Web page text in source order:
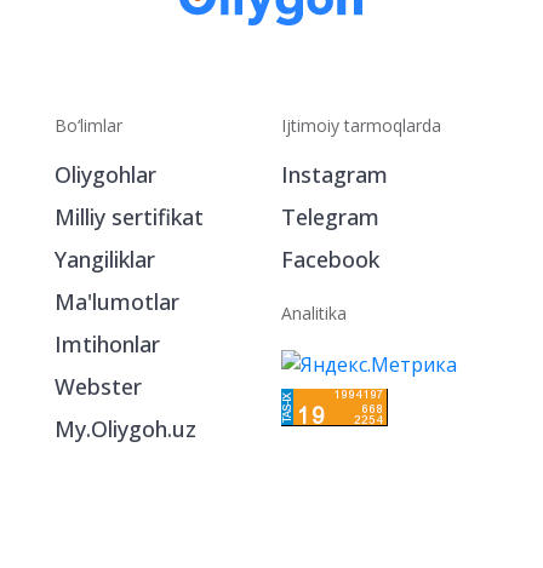
Bo‘limlar
Oliygohlar
Milliy sertifikat
Yangiliklar
Ma'lumotlar
Imtihonlar
Webster
My.Oliygoh.uz
Ijtimoiy tarmoqlarda
Instagram
Telegram
Facebook
Analitika